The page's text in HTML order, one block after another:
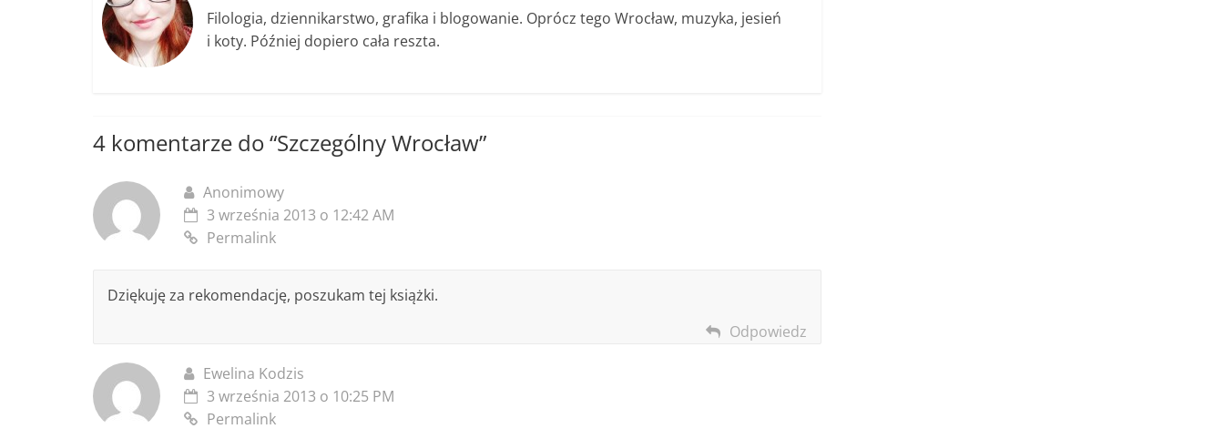
Filologia, dziennikarstwo, grafika i blogowanie. Oprócz tego Wrocław, muzyka, jesień
i koty. Później dopiero cała reszta.
4 komentarze do “Szczególny Wrocław”
Anonimowy
3 września 2013 o 12:42 AM
Permalink
Dziękuję za rekomendację, poszukam tej książki.
Odpowiedz
Ewelina Kodzis
3 września 2013 o 10:25 PM
Permalink